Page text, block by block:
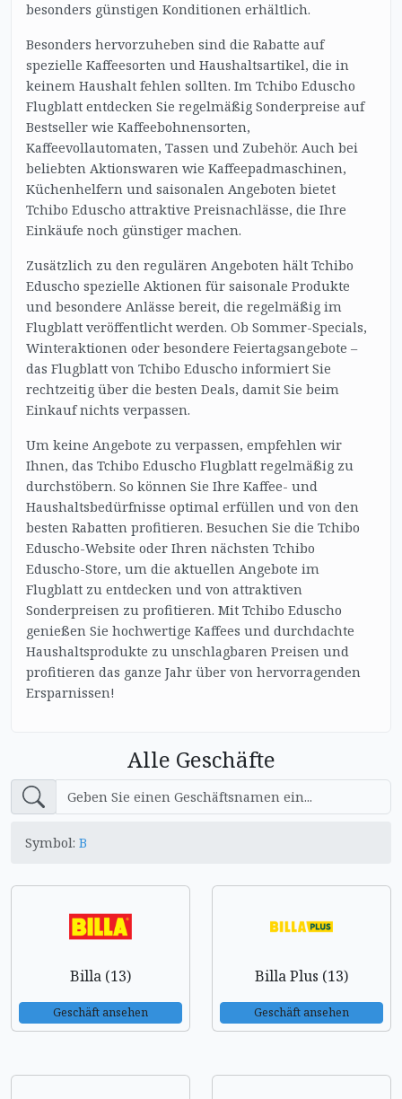
besonders günstigen Konditionen erhältlich.
Besonders hervorzuheben sind die Rabatte auf
spezielle Kaffeesorten und Haushaltsartikel, die in
keinem Haushalt fehlen sollten. Im Tchibo Eduscho
Flugblatt entdecken Sie regelmäßig Sonderpreise auf
Bestseller wie Kaffeebohnensorten,
Kaffeevollautomaten, Tassen und Zubehör. Auch bei
beliebten Aktionswaren wie Kaffeepadmaschinen,
Küchenhelfern und saisonalen Angeboten bietet
Tchibo Eduscho attraktive Preisnachlässe, die Ihre
Einkäufe noch günstiger machen.
Zusätzlich zu den regulären Angeboten hält Tchibo
Eduscho spezielle Aktionen für saisonale Produkte
und besondere Anlässe bereit, die regelmäßig im
Flugblatt veröffentlicht werden. Ob Sommer-Specials,
Winteraktionen oder besondere Feiertagsangebote –
das Flugblatt von Tchibo Eduscho informiert Sie
rechtzeitig über die besten Deals, damit Sie beim
Einkauf nichts verpassen.
Um keine Angebote zu verpassen, empfehlen wir
Ihnen, das Tchibo Eduscho Flugblatt regelmäßig zu
durchstöbern. So können Sie Ihre Kaffee- und
Haushaltsbedürfnisse optimal erfüllen und von den
besten Rabatten profitieren. Besuchen Sie die Tchibo
Eduscho-Website oder Ihren nächsten Tchibo
Eduscho-Store, um die aktuellen Angebote im
Flugblatt zu entdecken und von attraktiven
Sonderpreisen zu profitieren. Mit Tchibo Eduscho
genießen Sie hochwertige Kaffees und durchdachte
Haushaltsprodukte zu unschlagbaren Preisen und
profitieren das ganze Jahr über von hervorragenden
Ersparnissen!
Alle Geschäfte
Symbol: B
Billa (13)
Geschäft ansehen
Billa Plus (13)
Geschäft ansehen